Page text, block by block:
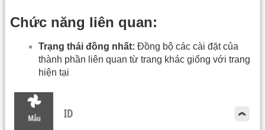
Chức năng liên quan:
Trạng thái đồng nhất: Đồng bộ các cài đặt của
thành phần liên quan từ trang khác giống với trang
hiện tại